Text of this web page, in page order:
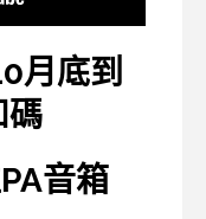
月底到
碼
音箱